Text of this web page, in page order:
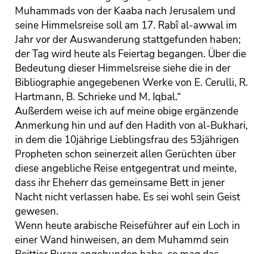
Muhammads von der Kaaba nach Jerusalem und
seine Himmelsreise soll am 17. Rabî al-awwal im
Jahr vor der Auswanderung stattgefunden haben;
der Tag wird heute als Feiertag begangen. Über die
Bedeutung dieser Himmelsreise siehe die in der
Bibliographie angegebenen Werke von E. Cerulli, R.
Hartmann, B. Schrieke und M. Iqbal.“
Außerdem weise ich auf meine obige ergänzende
Anmerkung hin und auf den Hadith von al-Bukhari,
in dem die 10jährige Lieblingsfrau des 53jährigen
Propheten schon seinerzeit allen Gerüchten über
diese angebliche Reise entgegentrat und meinte,
dass ihr Eheherr das gemeinsame Bett in jener
Nacht nicht verlassen habe. Es sei wohl sein Geist
gewesen.
Wenn heute arabische Reiseführer auf ein Loch in
einer Wand hinweisen, an dem Muhammd sein